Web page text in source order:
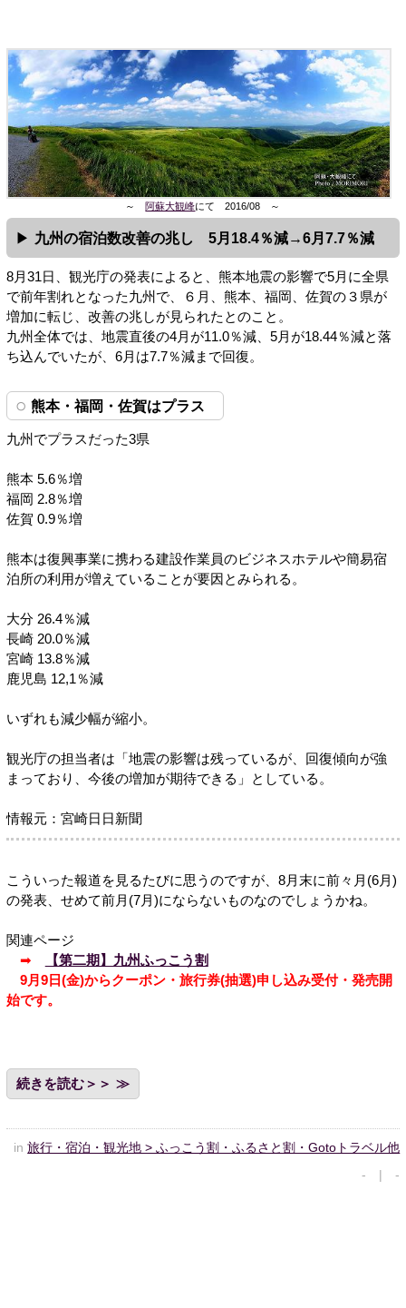
～阿蘇大観峰にて 2016/08 ～
九州の宿泊数改善の兆し 5月18.4％減→6月7.7％減
8月31日、観光庁の発表によると、熊本地震の影響で5月に全県
で前年割れとなった九州で、６月、熊本、福岡、佐賀の３県が
増加に転じ、改善の兆しが見られたとのこと。
九州全体では、地震直後の4月が11.0％減、5月が18.44％減と落
ち込んでいたが、6月は7.7％減まで回復。
熊本・福岡・佐賀はプラス
九州でプラスだった3県
熊本 5.6％増
福岡 2.8％増
佐賀 0.9％増
熊本は復興事業に携わる建設作業員のビジネスホテルや簡易宿
泊所の利用が増えていることが要因とみられる。
大分 26.4％減
長崎 20.0％減
宮崎 13.8％減
鹿児島 12,1％減
いずれも減少幅が縮小。
観光庁の担当者は「地震の影響は残っているが、回復傾向が強
まっており、今後の増加が期待できる」としている。
情報元：宮崎日日新聞
こういった報道を見るたびに思うのですが、8月末に前々月(6月)
の発表、せめて前月(7月)にならないものなのでしょうかね。
関連ページ
➡
【第二期】九州ふっこう割
9月9日(金)からクーポン・旅行券(抽選)申し込み受付・発売開
始です。
続きを読む＞＞
in旅行・宿泊・観光地 > ふっこう割・ふるさと割・Gotoトラベル他
- | -